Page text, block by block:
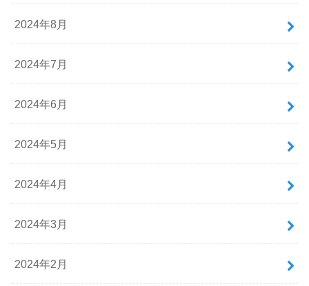
2024年8月
2024年7月
2024年6月
2024年5月
2024年4月
2024年3月
2024年2月